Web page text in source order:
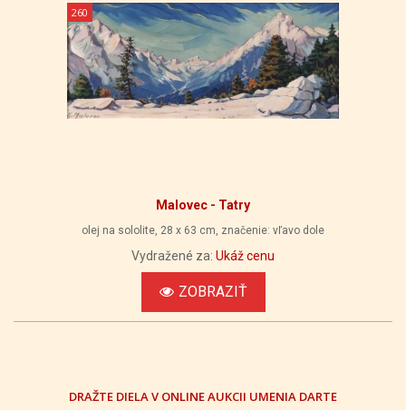
260
Malovec - Tatry
olej na sololite, 28 x 63 cm, značenie: vľavo dole
Vydražené za: Ukáž cenu
ZOBRAZIŤ
DRAŽTE DIELA V ONLINE AUKCII UMENIA DARTE